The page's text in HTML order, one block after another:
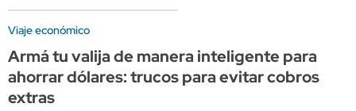
Viaje económico
Armá tu valija de manera inteligente para
ahorrar dólares: trucos para evitar cobros
extras